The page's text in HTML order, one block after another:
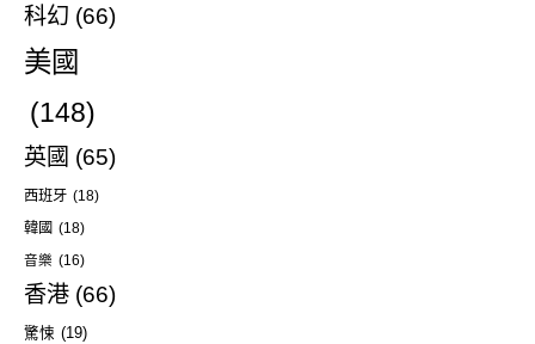
科幻 (66)
美國
(148)
英國 (65)
西班牙 (18)
韓國 (18)
音樂 (16)
香港 (66)
驚悚 (19)